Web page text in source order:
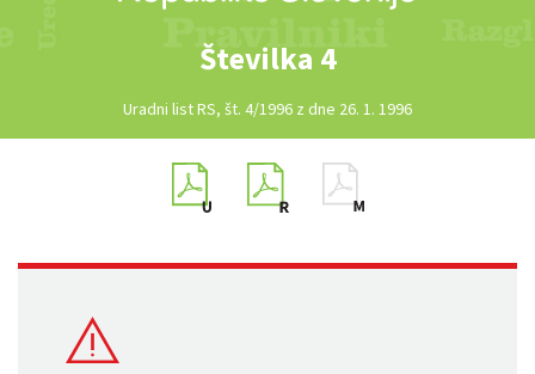
Številka 4
Uradni list RS, št. 4/1996 z dne 26. 1. 1996